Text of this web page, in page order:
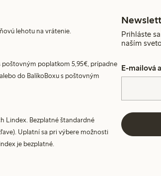
lehotu na vrátenie.
poštovným poplatkom 5,95€, prípadne
do BalíkoBoxu s poštovným
Lindex. Bezplatné štandardné
Uplatní sa pri výbere možnosti
je bezplatné.
Prihláste
naším
E-mailová